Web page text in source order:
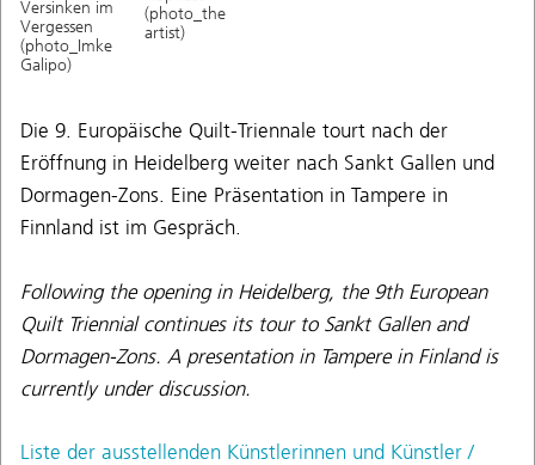
Versinken im
Vergessen
(photo_Imke
Galipo)
(photo_the
artist)
Die 9. Europäische Quilt-Triennale tourt nach der
Eröffnung in Heidelberg weiter nach Sankt Gallen und
Dormagen-Zons. Eine Präsentation in Tampere in
Finnland ist im Gespräch.
Following the opening in Heidelberg, the 9th European
Quilt Triennial continues its tour to Sankt Gallen and
Dormagen-Zons. A presentation in Tampere in Finland is
currently under discussion.
Liste der ausstellenden Künstlerinnen und Künstler /